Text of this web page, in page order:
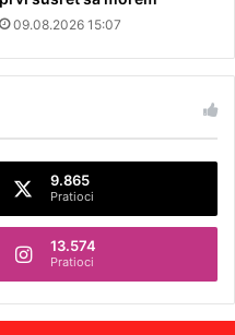
09.08.2026 15:07
9.865
Pratioci
13.574
Pratioci